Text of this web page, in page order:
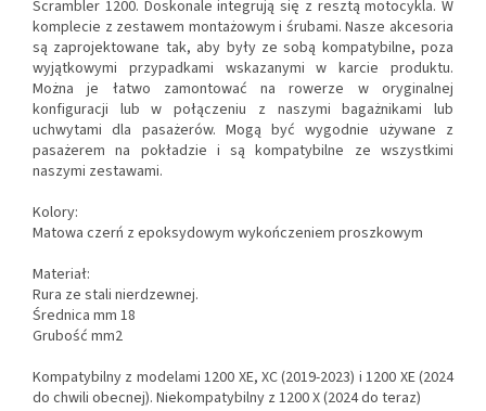
Scrambler 1200. Doskonale integrują się z resztą motocykla. W
komplecie z zestawem montażowym i śrubami. Nasze akcesoria
są zaprojektowane tak, aby były ze sobą kompatybilne, poza
wyjątkowymi przypadkami wskazanymi w karcie produktu.
Można je łatwo zamontować na rowerze w oryginalnej
konfiguracji lub w połączeniu z naszymi bagażnikami lub
uchwytami dla pasażerów. Mogą być wygodnie używane z
pasażerem na pokładzie i są kompatybilne ze wszystkimi
naszymi zestawami.
Kolory:
Matowa czerń z epoksydowym wykończeniem proszkowym
Materiał:
Rura ze stali nierdzewnej.
Średnica mm 18
Grubość mm2
Kompatybilny z modelami 1200 XE, XC (2019-2023) i 1200 XE (2024
do chwili obecnej). Niekompatybilny z 1200 X (2024 do teraz)